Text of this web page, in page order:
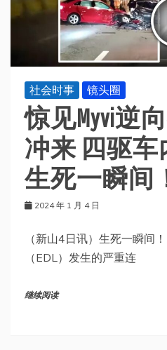
社会时事 镜头圈
惊见Myvi逆
冲来 四驱车
生死一瞬间
2024 年 1 月 4 日
（新山4日讯）生死一瞬间
（EDL）发生的严重连
继续阅读